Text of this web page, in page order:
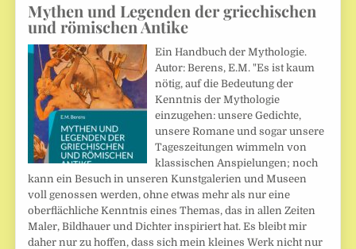
Mythen und Legenden der griechischen
und römischen Antike
Ein Handbuch der Mythologie.
Autor: Berens, E.M. "Es ist kaum
nötig, auf die Bedeutung der
Kenntnis der Mythologie
einzugehen: unsere Gedichte,
unsere Romane und sogar unsere
Tageszeitungen wimmeln von
klassischen Anspielungen; noch
kann ein Besuch in unseren Kunstgalerien und Museen
voll genossen werden, ohne etwas mehr als nur eine
oberflächliche Kenntnis eines Themas, das in allen Zeiten
Maler, Bildhauer und Dichter inspiriert hat. Es bleibt mir
daher nur zu hoffen, dass sich mein kleines Werk nicht nur